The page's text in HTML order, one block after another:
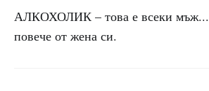
АЛКОХОЛИК – това е всеки мъж...
повече от жена си.